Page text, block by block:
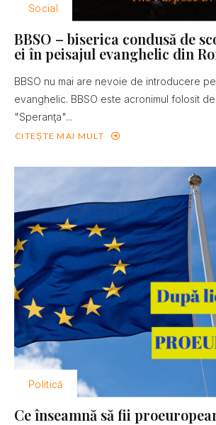
Social
BBSO – biserica condusă de
ei în peisajul evanghelic din
BBSO nu mai are nevoie de introducere
evanghelic. BBSO este acronimul folosit
"Speranţa"...
CITEȘTE MAI MULT
Politică
Ce înseamnă să fii